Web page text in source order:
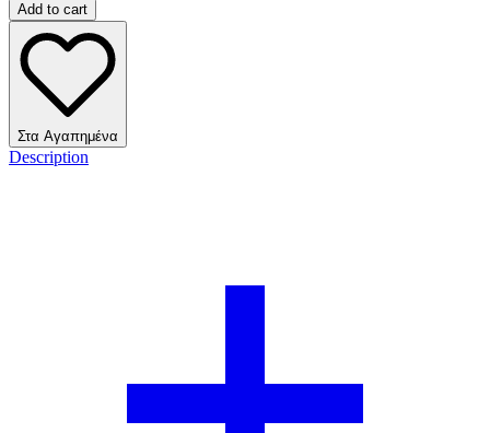
Add to cart
Στα Αγαπημένα
Description